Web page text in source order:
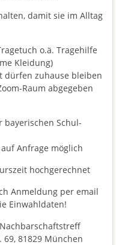
damit sie im Alltag
o.ä. Tragehilfe
Kleidung)
dürfen zuhause bleiben
Raum abgegeben
Schul-
Anfrage möglich
hochgerechnet
Anmeldung per email
Einwahldaten!
81829 München